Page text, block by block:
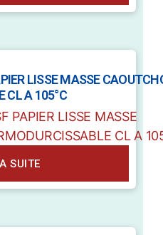
LISSE MASSE
CL A 105°C
SUITE